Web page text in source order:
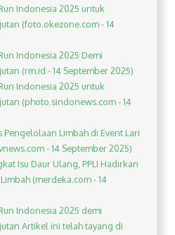
Indonesia 2025 untuk
(foto.okezone.com - 14
Indonesia 2025 Demi
(rm.id - 14 September 2025)
Indonesia 2025 untuk
(photo.sindonews.com - 14
Pengelolaan Limbah di Event Lari
- 14 September 2025)
Isu Daur Ulang, PPLI Hadirkan
(merdeka.com - 14
Indonesia 2025 demi
Artikel ini telah tayang di